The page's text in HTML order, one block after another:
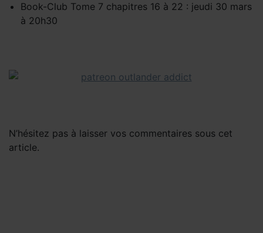
Book-Club Tome 7 chapitres 16 à 22 : jeudi 30 mars
à 20h30
N’hésitez pas à laisser vos commentaires sous cet
article.